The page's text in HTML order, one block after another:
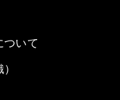
ついて